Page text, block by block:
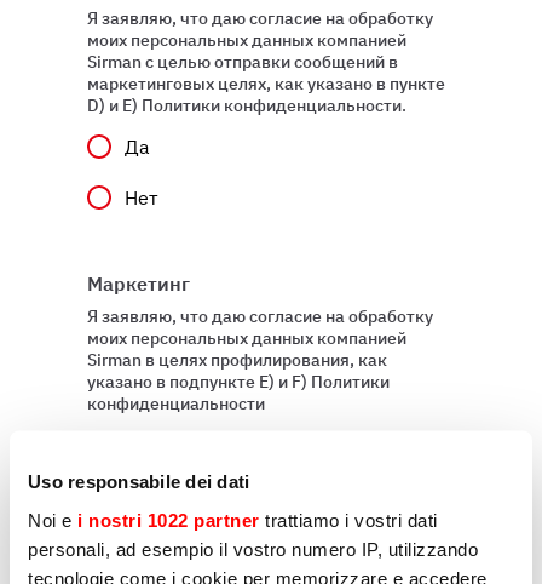
Uso responsabile dei dati
Noi e i nostri 1022 partner trattiamo i vostri dati
personali, ad esempio il vostro numero IP, utilizzando
tecnologie come i cookie per memorizzare e accedere
Я заявляю, что даю согласие на обработку
моих персональных данных компанией
Sirman с целью отправки сообщений в
маркетинговых целях, как указано в пункте
D) и E) Политики конфиденциальности.
Да
Нет
Маркетинг
Я заявляю, что даю согласие на обработку
моих персональных данных компанией
Sirman в целях профилирования, как
указано в подпункте E) и F) Политики
конфиденциальности
Нет